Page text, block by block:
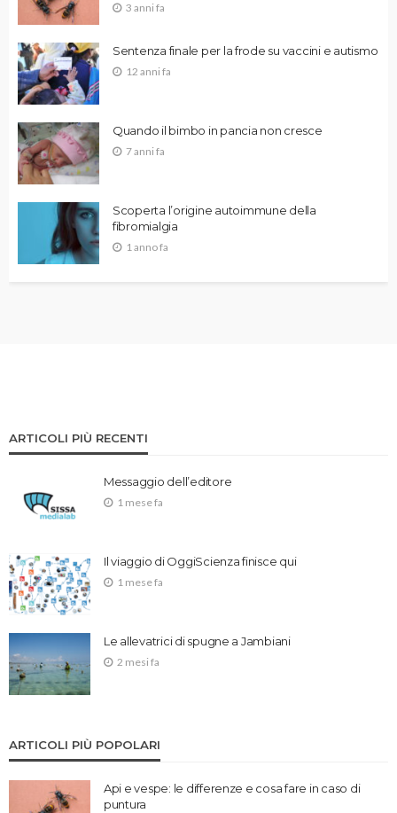
3 anni fa
Sentenza finale per la frode su vaccini e autismo
12 anni fa
Quando il bimbo in pancia non cresce
7 anni fa
Scoperta l’origine autoimmune della
fibromialgia
1 anno fa
ARTICOLI PIÙ RECENTI
Messaggio dell’editore
1 mese fa
Il viaggio di OggiScienza finisce qui
1 mese fa
Le allevatrici di spugne a Jambiani
2 mesi fa
ARTICOLI PIÙ POPOLARI
Api e vespe: le differenze e cosa fare in caso di
puntura